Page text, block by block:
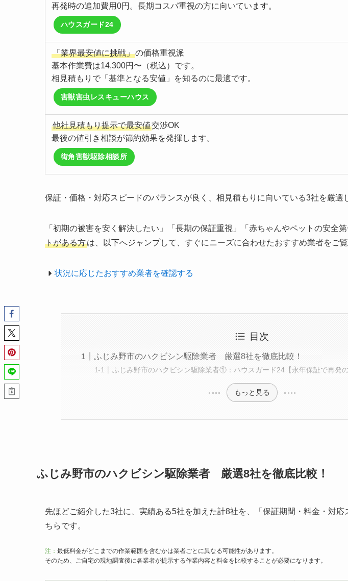
再発時の追加費用0円。長期コスパ重視の方に向いています。
ハウスガード24
「業界最安値に挑戦」の価格重視派
基本作業費は14,300円〜（税込）です。
相見積もりで「基準となる安値」を知るのに最適です。
害獣害虫レスキューハウス
他社見積もり提示で最安値交渉OK
最後の値引き相談が節約効果を発揮します。
街角害獣駆除相談所
保証・価格・対応スピードのバランスが良く、相見積もりに向いている3社を厳選
「初期の被害を安く解決したい」「長期の保証重視」「赤ちゃんやペットの安全
トがある方は、以下へジャンプして、すぐにニーズに合わせたおすすめ業者をご覧
状況に応じたおすすめ業者を確認する
目次
ふじみ野市のハクビシン駆除業者 厳選8社を徹底比較！
ふじみ野市のハクビシン駆除業者①：ハウスガード24【永年保証で再発の
もっと見る
ふじみ野市のハクビシン駆除業者 厳選8社を徹底比較！
先ほどご紹介した3社に、実績ある5社を加えた計8社を、「保証期間・料金・対応
ちらです。
注： 最低料金がどこまでの作業範囲を含むかは業者ごとに異なる可能性があります。
そのため、ご自宅の現地調査後に各業者が提示する作業内容と料金を比較することが必要になります。